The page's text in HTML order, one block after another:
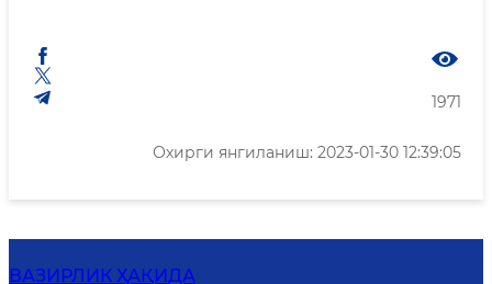
1971
Охирги янгиланиш: 2023-01-30 12:39:05
ВАЗИРЛИК ҲАҚИДА